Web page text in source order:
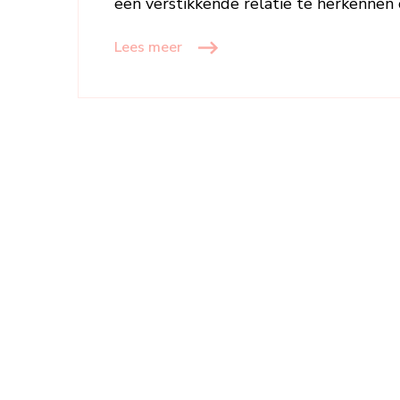
Lees meer